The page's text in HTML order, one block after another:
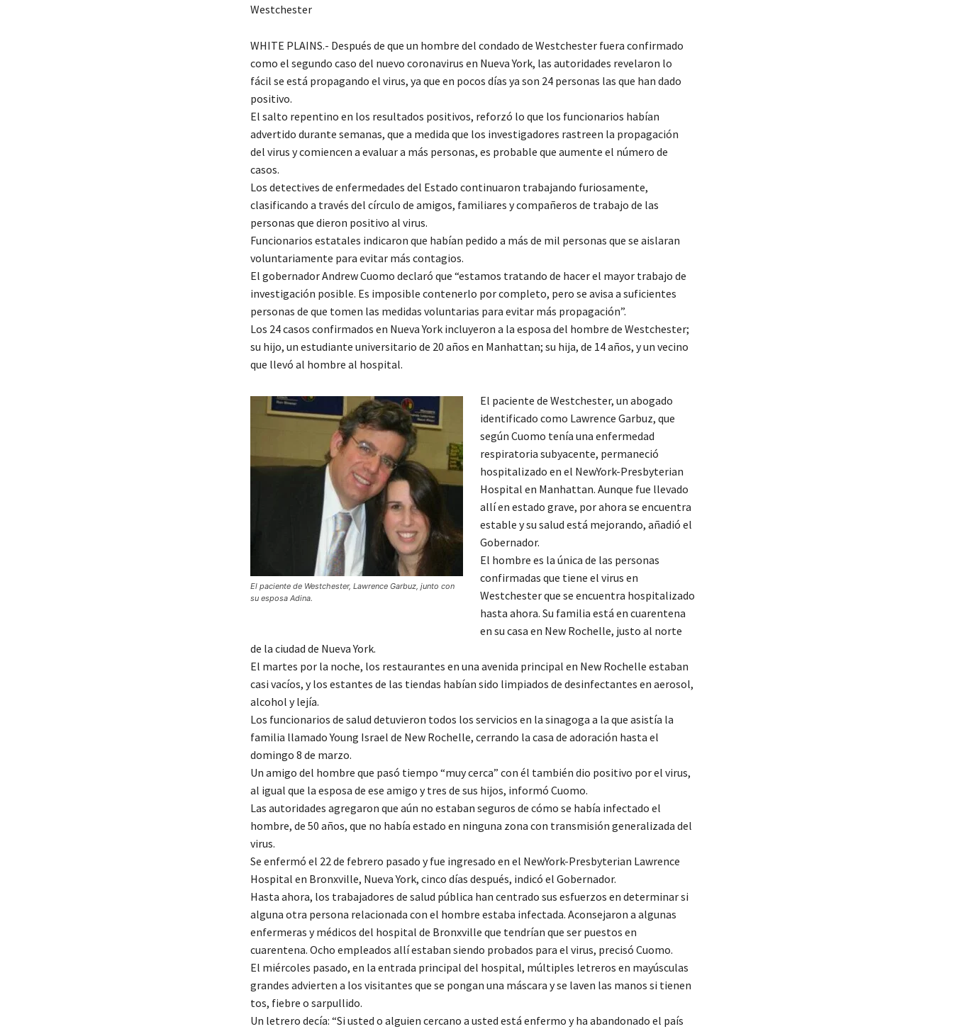
Westchester
WHITE PLAINS.- Después de que un hombre del condado de Westchester fuera confirmado
como el segundo caso del nuevo coronavirus en Nueva York, las autoridades revelaron lo
fácil se está propagando el virus, ya que en pocos días ya son 24 personas las que han dado
positivo.
El salto repentino en los resultados positivos, reforzó lo que los funcionarios habían
advertido durante semanas, que a medida que los investigadores rastreen la propagación
del virus y comiencen a evaluar a más personas, es probable que aumente el número de
casos.
Los detectives de enfermedades del Estado continuaron trabajando furiosamente,
clasificando a través del círculo de amigos, familiares y compañeros de trabajo de las
personas que dieron positivo al virus.
Funcionarios estatales indicaron que habían pedido a más de mil personas que se aislaran
voluntariamente para evitar más contagios.
El gobernador Andrew Cuomo declaró que “estamos tratando de hacer el mayor trabajo de
investigación posible. Es imposible contenerlo por completo, pero se avisa a suficientes
personas de que tomen las medidas voluntarias para evitar más propagación”.
Los 24 casos confirmados en Nueva York incluyeron a la esposa del hombre de Westchester;
su hijo, un estudiante universitario de 20 años en Manhattan; su hija, de 14 años, y un vecino
que llevó al hombre al hospital.
El paciente de Westchester, Lawrence Garbuz, junto con
su esposa Adina.
El paciente de Westchester, un abogado
identificado como Lawrence Garbuz, que
según Cuomo tenía una enfermedad
respiratoria subyacente, permaneció
hospitalizado en el NewYork-Presbyterian
Hospital en Manhattan. Aunque fue llevado
allí en estado grave, por ahora se encuentra
estable y su salud está mejorando, añadió el
Gobernador.
El hombre es la única de las personas
confirmadas que tiene el virus en
Westchester que se encuentra hospitalizado
hasta ahora. Su familia está en cuarentena
en su casa en New Rochelle, justo al norte
de la ciudad de Nueva York.
El martes por la noche, los restaurantes en una avenida principal en New Rochelle estaban
casi vacíos, y los estantes de las tiendas habían sido limpiados de desinfectantes en aerosol,
alcohol y lejía.
Los funcionarios de salud detuvieron todos los servicios en la sinagoga a la que asistía la
familia llamado Young Israel de New Rochelle, cerrando la casa de adoración hasta el
domingo 8 de marzo.
Un amigo del hombre que pasó tiempo “muy cerca” con él también dio positivo por el virus,
al igual que la esposa de ese amigo y tres de sus hijos, informó Cuomo.
Las autoridades agregaron que aún no estaban seguros de cómo se había infectado el
hombre, de 50 años, que no había estado en ninguna zona con transmisión generalizada del
virus.
Se enfermó el 22 de febrero pasado y fue ingresado en el NewYork-Presbyterian Lawrence
Hospital en Bronxville, Nueva York, cinco días después, indicó el Gobernador.
Hasta ahora, los trabajadores de salud pública han centrado sus esfuerzos en determinar si
alguna otra persona relacionada con el hombre estaba infectada. Aconsejaron a algunas
enfermeras y médicos del hospital de Bronxville que tendrían que ser puestos en
cuarentena. Ocho empleados allí estaban siendo probados para el virus, precisó Cuomo.
El miércoles pasado, en la entrada principal del hospital, múltiples letreros en mayúsculas
grandes advierten a los visitantes que se pongan una máscara y se laven las manos si tienen
tos, fiebre o sarpullido.
Un letrero decía: “Si usted o alguien cercano a usted está enfermo y ha abandonado el país